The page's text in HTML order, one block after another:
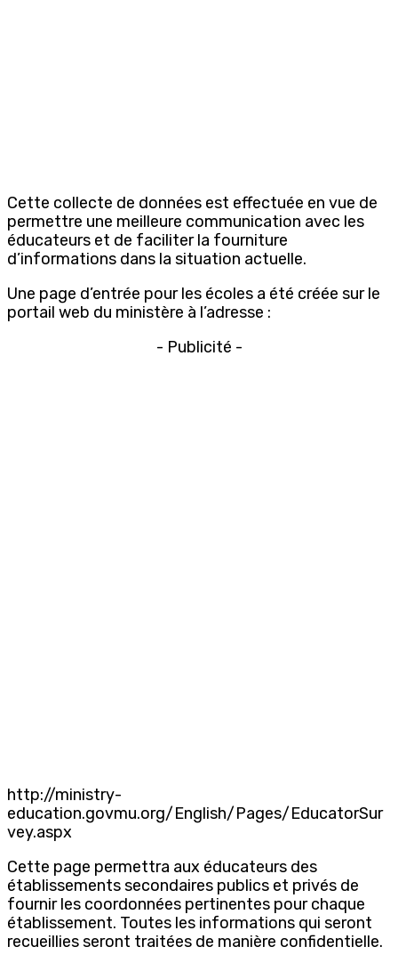
Cette collecte de données est effectuée en vue de
permettre une meilleure communication avec les
éducateurs et de faciliter la fourniture
d’informations dans la situation actuelle.
Une page d’entrée pour les écoles a été créée sur le
portail web du ministère à l’adresse :
- Publicité -
http://ministry-
education.govmu.org/English/Pages/EducatorSur
vey.aspx
Cette page permettra aux éducateurs des
établissements secondaires publics et privés de
fournir les coordonnées pertinentes pour chaque
établissement. Toutes les informations qui seront
recueillies seront traitées de manière confidentielle.